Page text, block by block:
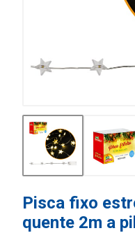
Pisca fixo
quente 2m a